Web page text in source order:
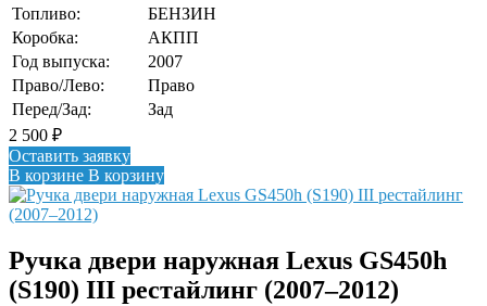
Топливо:
БЕНЗИН
Коробка:
АКПП
Год выпуска:
2007
Право/Лево:
Право
Перед/Зад:
Зад
2 500 ₽
Оставить заявку
В корзине В корзину
Ручка двери наружная Lexus GS450h
(S190) III рестайлинг (2007–2012)